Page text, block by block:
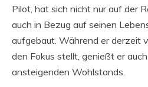
Pilot, hat sich nicht nur auf der
auch in Bezug auf seinen
aufgebaut. Während er derzeit
den Fokus stellt, genießt er
ansteigenden Wohlstands.